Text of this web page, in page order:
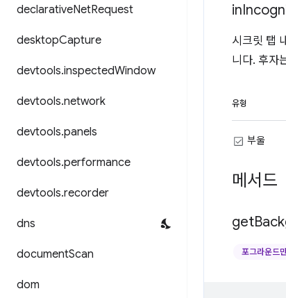
declarativeNetRequest
desktopCapture
devtools.inspectedWindow
devtools.network
devtools.panels
devtools.performance
devtools.recorder
dns
documentScan
dom
in
시크릿 탭
니다. 후자
유형
부울
메서드
get
포그라운드